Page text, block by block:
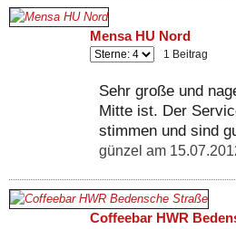
Mensa HU Nord
1 Beitrag
Sehr große und
Mitte ist. Der
stimmen und sind
günzel am
Coffeebar HWR